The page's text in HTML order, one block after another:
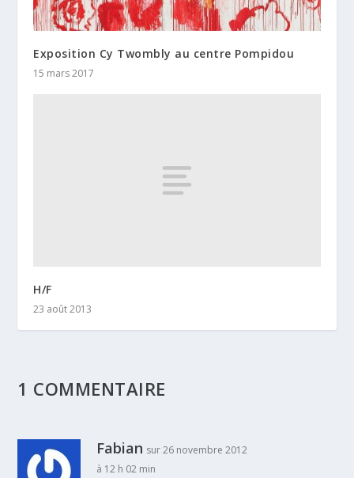
Exposition Cy Twombly au centre Pompidou
15 mars 2017
H/F
23 août 2013
1 COMMENTAIRE
Fabian sur 26 novembre 2012
à 12 h 02 min